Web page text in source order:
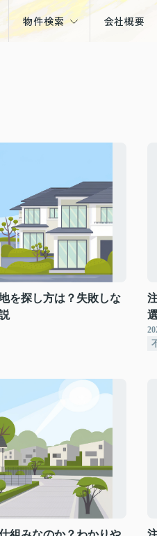
物件検索 会社概要
を探し方は？失敗しな